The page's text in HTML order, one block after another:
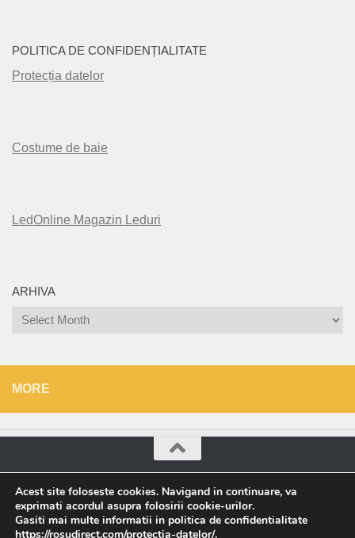
POLITICA DE CONFIDENȚIALITATE
Protecția datelor
Costume de baie
LedOnline Magazin Leduri
ARHIVA
Arhiva
MORE
Roșu Direct © 2026. All Rights Reserved.
Powered by - Designed with theHueman theme
Acest site foloseste cookies. Navigand in continuare, va
exprimati acordul asupra folosirii cookie-urilor.
Gasiti mai multe informatii in politica de confidentialitate
https://rosudirect.com/protectia-datelor/.